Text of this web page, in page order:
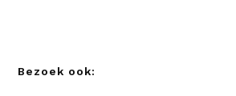
Bezoek ook: